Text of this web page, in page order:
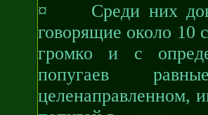
¤ Среди них
говорящие около 10
громко и с
попугаев
целенаправленном,